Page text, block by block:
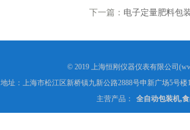
下一篇： 电子定量肥料包
© 2019 上海恒刚仪器仪表有限公司
地址：上海市松江区新桥镇九新公路2888号申新广场5号楼
主营产品：
全自动包装机,